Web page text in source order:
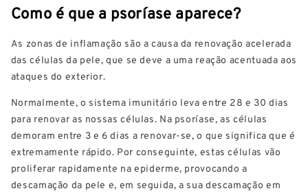
Como é que a psoríase aparece?
As zonas de inflamação são a causa da renovação acelerada
das células da pele, que se deve a uma reação acentuada aos
ataques do exterior.
Normalmente, o sistema imunitário leva entre 28 e 30 dias
para renovar as nossas células. Na psoríase, as células
demoram entre 3 e 6 dias a renovar-se, o que significa que é
extremamente rápido. Por conseguinte, estas células vão
proliferar rapidamente na epiderme, provocando a
descamação da pele e, em seguida, a sua descamação em